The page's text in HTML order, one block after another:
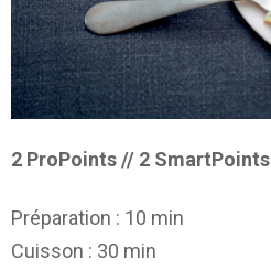
2 ProPoints // 2 SmartPoints
Préparation : 10 min
Cuisson : 30 min